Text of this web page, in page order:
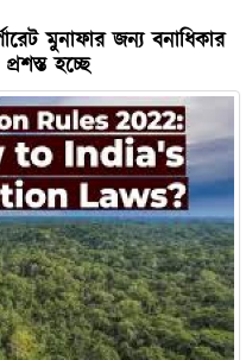
মুনাফার জন্য বনাধিকার
হচ্ছে